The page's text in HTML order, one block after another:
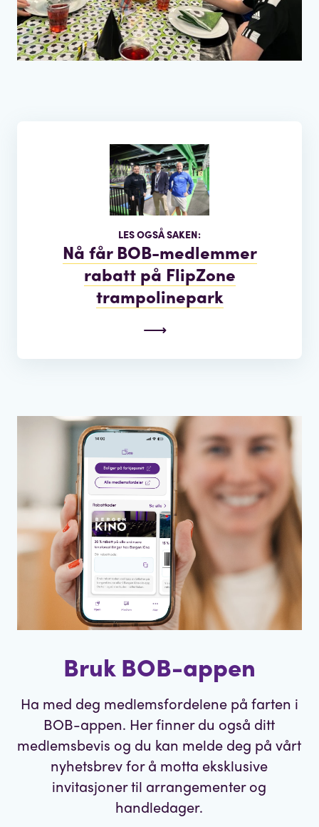
LES OGSÅ SAKEN:
Nå får BOB-medlemmer
rabatt på FlipZone
trampolinepark
Bruk BOB-appen
Ha med deg medlemsfordelene på farten i
BOB-appen. Her finner du også ditt
medlemsbevis og du kan melde deg på vårt
nyhetsbrev for å motta eksklusive
invitasjoner til arrangementer og
handledager.